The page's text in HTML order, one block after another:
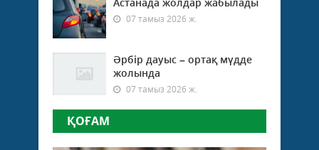
07 тамыз 2026 ж.
Әрбір дауыс – ортақ мүдде
жолында
07 тамыз 2026 ж.
ҚОҒАМ